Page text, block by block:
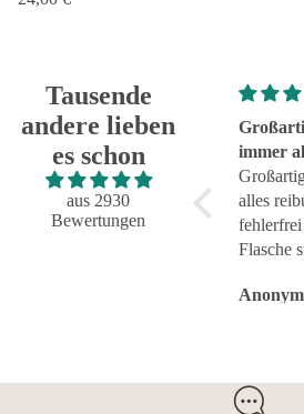
Tausende
andere lieben
es schon
aus 2930
Bewertungen
Super!
Super!
immer
und
alles
Flasche
Anonym